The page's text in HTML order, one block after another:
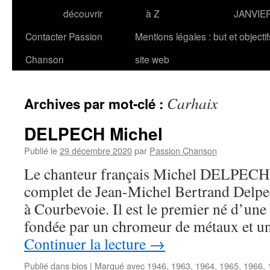
découvrir
à Z
Contacter Passion
Chanson
Mentions légales : but et
site web
Archives par mot-clé : Carhaix
DELPECH Michel
Publié le29 décembre 2020par Passion Chanson
Le chanteur français Michel
complet de Jean-Michel Bertrand
à Courbevoie. Il est le premier né
fondée par un chromeur de métaux et
Continuer la lecture →
Publié dansbios | Marqué avec 1946, 1963, 1964, 1965, 1966,